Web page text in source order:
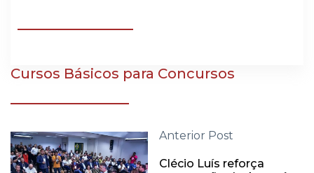
Cursos Básicos para Concursos
Anterior Post
Clécio Luís reforça